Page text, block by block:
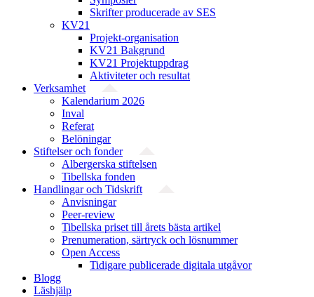
Skrifter producerade av SES
KV21
Projekt-organisation
KV21 Bakgrund
KV21 Projektuppdrag
Aktiviteter och resultat
Verksamhet
Kalendarium 2026
Inval
Referat
Belöningar
Stiftelser och fonder
Albergerska stiftelsen
Tibellska fonden
Handlingar och Tidskrift
Anvisningar
Peer-review
Tibellska priset till årets bästa artikel
Prenumeration, särtryck och lösnummer
Open Access
Tidigare publicerade digitala utgåvor
Blogg
Läshjälp